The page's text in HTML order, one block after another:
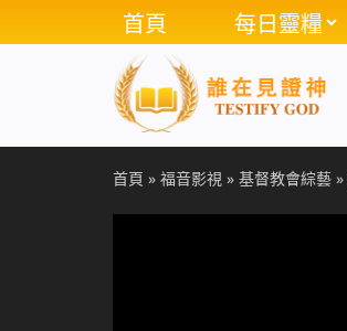
首頁 每日靈糧
首頁 » 福音影視 » 基督教會綜藝 »